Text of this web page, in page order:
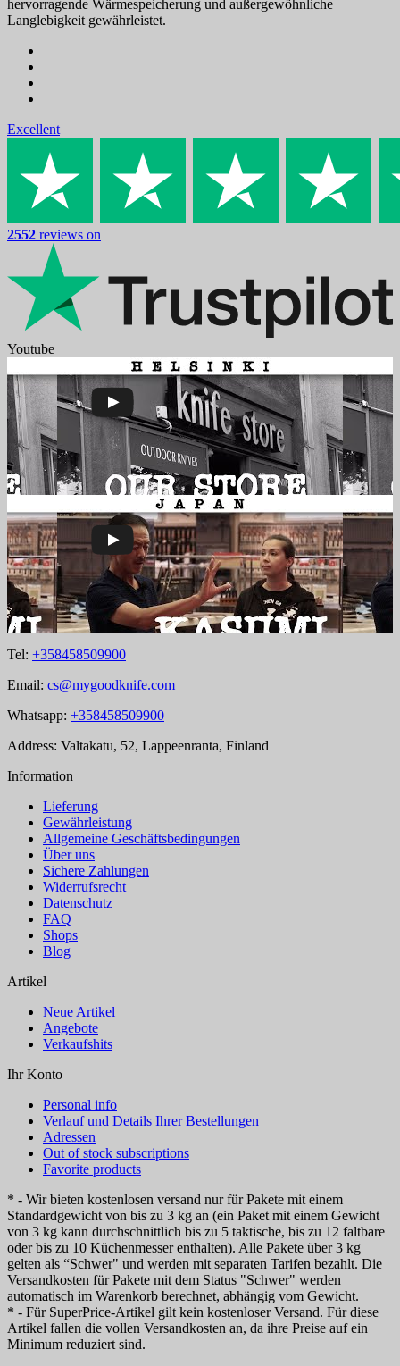
hervorragende Wärmespeicherung und außergewöhnliche
Langlebigkeit gewährleistet.
Excellent
2552 reviews on
Youtube
Tel: +358458509900
Email: cs@mygoodknife.com
Whatsapp: +358458509900
Address: Valtakatu, 52, Lappeenranta, Finland
Information
Lieferung
Gewährleistung
Allgemeine Geschäftsbedingungen
Über uns
Sichere Zahlungen
Widerrufsrecht
Datenschutz
FAQ
Shops
Blog
Artikel
Neue Artikel
Angebote
Verkaufshits
Ihr Konto
Personal info
Verlauf und Details Ihrer Bestellungen
Adressen
Out of stock subscriptions
Favorite products
* - Wir bieten kostenlosen versand nur für Pakete mit einem
Standardgewicht von bis zu 3 kg an (ein Paket mit einem Gewicht
von 3 kg kann durchschnittlich bis zu 5 taktische, bis zu 12 faltbare
oder bis zu 10 Küchenmesser enthalten). Alle Pakete über 3 kg
gelten als “Schwer" und werden mit separaten Tarifen bezahlt. Die
Versandkosten für Pakete mit dem Status "Schwer" werden
automatisch im Warenkorb berechnet, abhängig vom Gewicht.
* - Für SuperPrice-Artikel gilt kein kostenloser Versand. Für diese
Artikel fallen die vollen Versandkosten an, da ihre Preise auf ein
Minimum reduziert sind.